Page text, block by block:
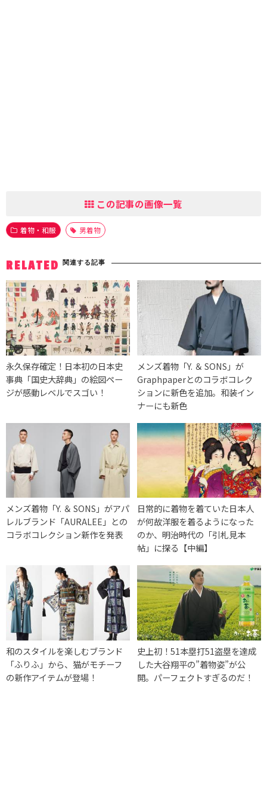
この記事の画像一覧
着物・和服 男着物
RELATED 関連する記事
永久保存確定！日本初の日本史
事典「国史大辞典」の絵図ペー
ジが感動レベルでスゴい！
メンズ着物「Y. ＆ SONS」が
Graphpaperとのコラボコレク
ションに新色を追加。和装イン
ナーにも新色
メンズ着物「Y. ＆ SONS」がアパ
レルブランド「AURALEE」との
コラボコレクション新作を発表
日常的に着物を着ていた日本人
が何故洋服を着るようになった
のか、明治時代の「引札見本
帖」に探る【中編】
和のスタイルを楽しむブランド
「ふりふ」から、猫がモチーフ
の新作アイテムが登場！
史上初！51本塁打51盗塁を達成
した大谷翔平の”着物姿”が公
開。パーフェクトすぎるのだ！